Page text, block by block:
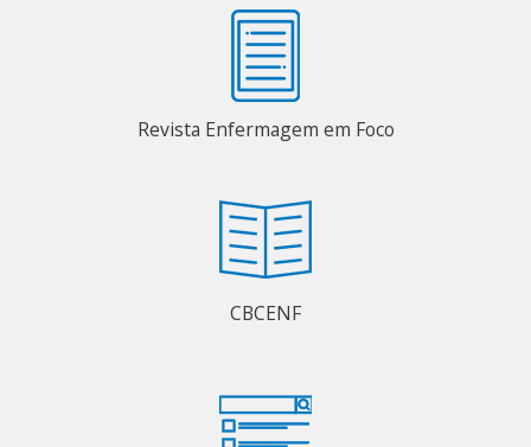
Revista Enfermagem em Foco
CBCENF